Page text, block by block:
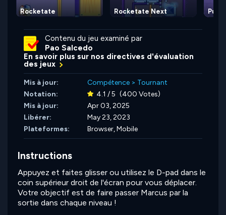
Rocketate Rocketate Next
Contenu du jeu examiné par
Pao Salcedo
En savoir plus sur nos directives d'évaluation
des jeux
Mis à jour: Compétence > Tournant
Notation:
4.1 / 5 (400 Votes)
Mis à jour:
Apr 03, 2025
Libérer:
May 23, 2023
Plateformes:
Browser, Mobile
Instructions
Appuyez et faites glisser ou utilisez le D-pad dans le
coin supérieur droit de l'écran pour vous déplacer.
Votre objectif est de faire passer Marcus par la
sortie dans chaque niveau !